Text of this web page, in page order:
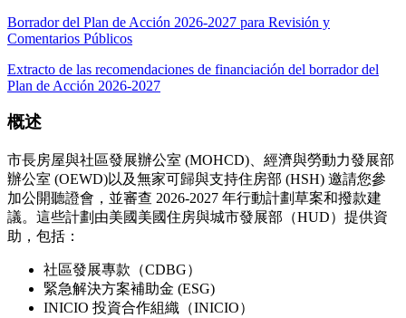
Borrador del Plan de Acción 2026-2027 para Revisión y
Comentarios Públicos
Extracto de las recomendaciones de financiación del borrador del
Plan de Acción 2026-2027
概述
市長房屋與社區發展辦公室 (MOHCD)、經濟與勞動力發展部
辦公室 (OEWD)以及無家可歸與支持住房部 (HSH) 邀請您參
加公開聽證會，並審查 2026-2027 年行動計劃草案和撥款建
議。這些計劃由美國美國住房與城市發展部（HUD）提供資
助，包括：
社區發展專款（CDBG）
緊急解決方案補助金 (ESG)
INICIO 投資合作組織（INICIO）